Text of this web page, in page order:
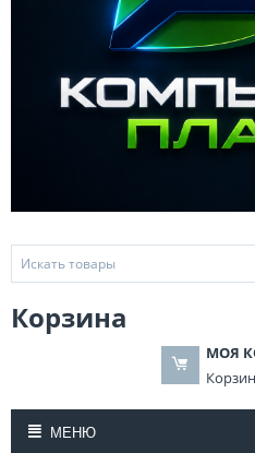
Корзина
МОЯ
МЕНЮ